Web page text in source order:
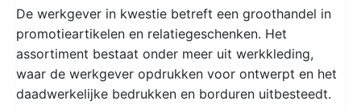
De werkgever in kwestie betreft een groothandel in
promotieartikelen en relatiegeschenken. Het
assortiment bestaat onder meer uit werkkleding,
waar de werkgever opdrukken voor ontwerpt en het
daadwerkelijke bedrukken en borduren uitbesteedt.